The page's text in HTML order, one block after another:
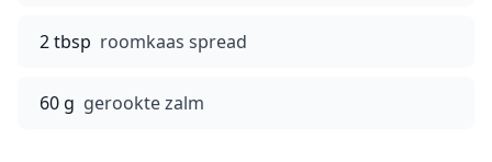
2 tbsp roomkaas spread
60 g gerookte zalm